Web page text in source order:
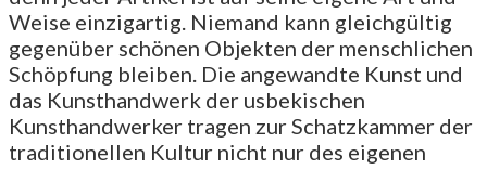
Weise einzigartig. Niemand kann gleichgültig
gegenüber schönen Objekten der menschlichen
Schöpfung bleiben. Die angewandte Kunst und
das Kunsthandwerk der usbekischen
Kunsthandwerker tragen zur Schatzkammer der
traditionellen Kultur nicht nur des eigenen